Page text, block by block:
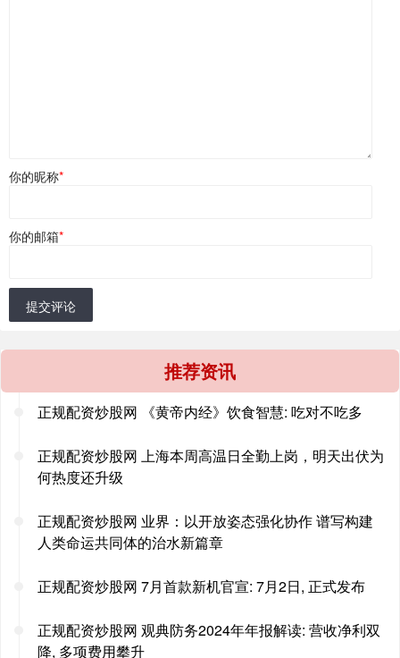
你的昵称*
你的邮箱*
提交评论
推荐资讯
正规配资炒股网 《黄帝内经》饮食智慧: 吃对不吃多
正规配资炒股网 上海本周高温日全勤上岗，明天出伏为
何热度还升级
正规配资炒股网 业界：以开放姿态强化协作 谱写构建
人类命运共同体的治水新篇章
正规配资炒股网 7月首款新机官宣: 7月2日, 正式发布
正规配资炒股网 观典防务2024年年报解读: 营收净利双
降, 多项费用攀升